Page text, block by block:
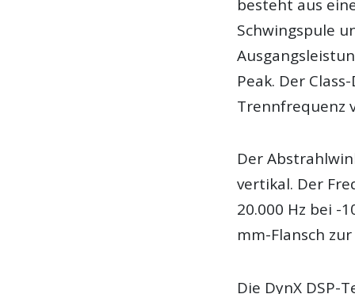
besteht aus
Schwingspule
Peak. Der
Trennfrequenz
Der
vertikal. Der
20.000 Hz bei -
mm-Flansch
Die DynX DSP-